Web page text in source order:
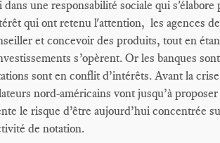
une responsabilité sociale qui s'élabore
qui ont retenu l'attention, les agences
et concevoir des produits, tout en
s’opèrent. Or les banques
sont en conflit d’intérêts. Avant la
nord-américains vont jusqu’à
le risque d’être aujourd’hui concentrée
de notation.